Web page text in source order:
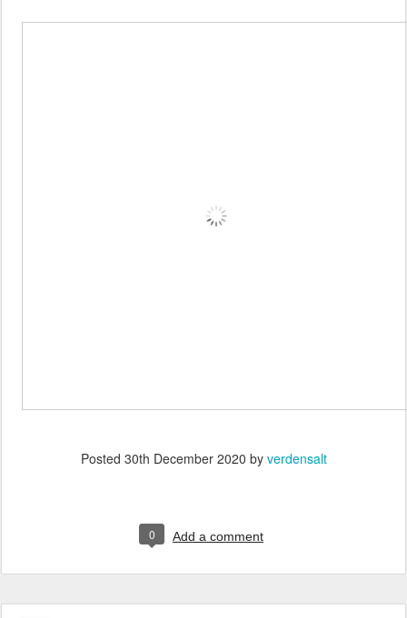
Posted 30th December 2020 by verdensalt
0 Add a comment